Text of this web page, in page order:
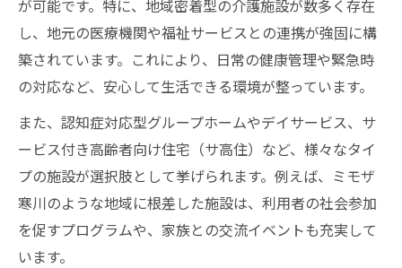
が可能です。特に、地域密着型の介護施設が数多く存在
し、地元の医療機関や福祉サービスとの連携が強固に構
築されています。これにより、日常の健康管理や緊急時
の対応など、安心して生活できる環境が整っています。
また、認知症対応型グループホームやデイサービス、サ
ービス付き高齢者向け住宅（サ高住）など、様々なタイ
プの施設が選択肢として挙げられます。例えば、ミモザ
寒川のような地域に根差した施設は、利用者の社会参加
を促すプログラムや、家族との交流イベントも充実して
います。